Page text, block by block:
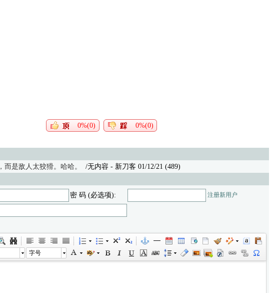
0%(0) 0%(0)
而是敌人太狡猾。哈哈。 /无内容 - 新刀客 01/12/21 (489)
密 码 (必选项): 注册新用户
字号